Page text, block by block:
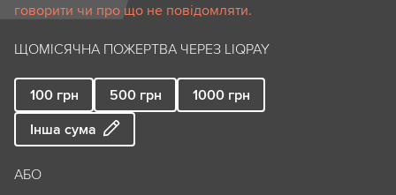
говорити чи про що не повідомляти.
ЩОМІСЯЧНА ПОЖЕРТВА ЧЕРЕЗ LIQPAY
100 грн 500 грн 1000 грн
Інша сума
АБО